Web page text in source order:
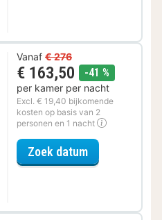
Vanaf € 276
€ 163,50 -41 %
per kamer per nacht
Excl. € 19,40 bijkomende
kosten op basis van 2
personen en 1 nacht
Zoek datumvoor